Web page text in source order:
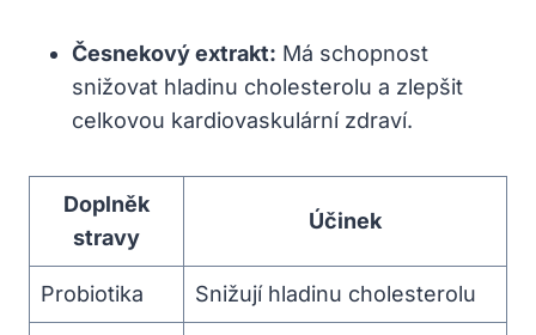
Česnekový extrakt: Má schopnost
snižovat hladinu cholesterolu a zlepšit
celkovou kardiovaskulární zdraví.
Doplněk
stravy
Účinek
Probiotika Snižují hladinu cholesterolu